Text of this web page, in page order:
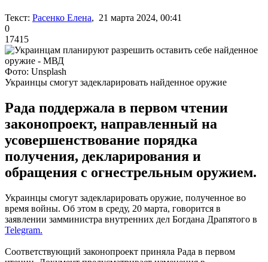
Текст: Расенко Елена, 21 марта 2024, 00:41
0
17415
Фото: Unsplash
Украинцы смогут задекларировать найденное оружие
Рада поддержала в первом чтении
законопроект, направленный на
усовершенствование порядка
получения, декларирования и
обращения с огнестрельным оружием.
Украинцы смогут задекларировать оружие, полученное во
время войны. Об этом в среду, 20 марта, говорится в
заявлении замминистра внутренних дел Богдана Драпятого в
Telegram.
Соответствующий законопроект приняла Рада в первом